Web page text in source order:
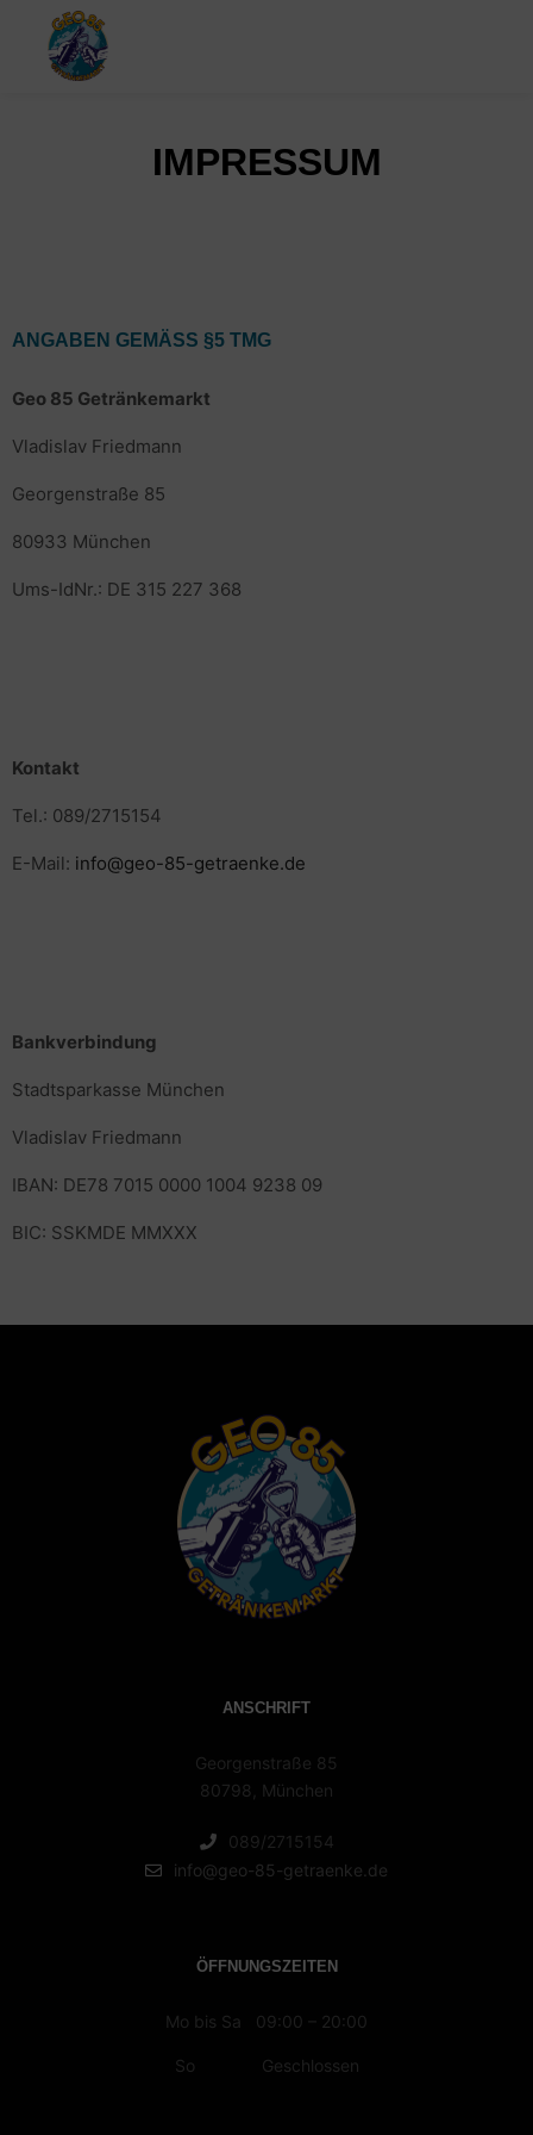
IMPRESSUM
ANGABEN GEMÄSS §5 TMG
Geo 85 Getränkemarkt
Vladislav Friedmann
Georgenstraße 85
80933 München
Ums-IdNr.: DE 315 227 368
Kontakt
Tel.: 089/2715154
E-Mail: info@geo-85-getraenke.de
Bankverbindung
Stadtsparkasse München
Vladislav Friedmann
IBAN: DE78 7015 0000 1004 9238 09
BIC: SSKMDE MMXXX
ANSCHRIFT
Georgenstraße 85
80798, München
089/2715154
info@geo-85-getraenke.de
ÖFFNUNGSZEITEN
Mo bis Sa 09:00 – 20:00
So Geschlossen